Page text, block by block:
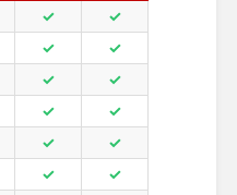
✓
✓
✓
✓
✓
✓
✓
✓
✓
✓
✓
✓